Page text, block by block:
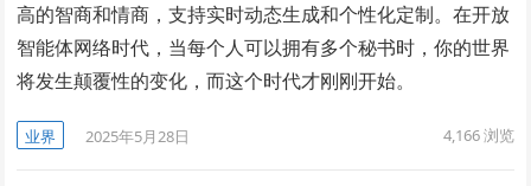
高的智商和情商，支持实时动态生成和个性化定制。在开放
智能体网络时代，当每个人可以拥有多个秘书时，你的世界
将发生颠覆性的变化，而这个时代才刚刚开始。
业界 2025年5月28日 4,166浏览